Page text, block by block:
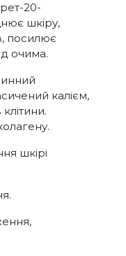
20-
шкіру,
посилює
очима.
калієм,
шкірі